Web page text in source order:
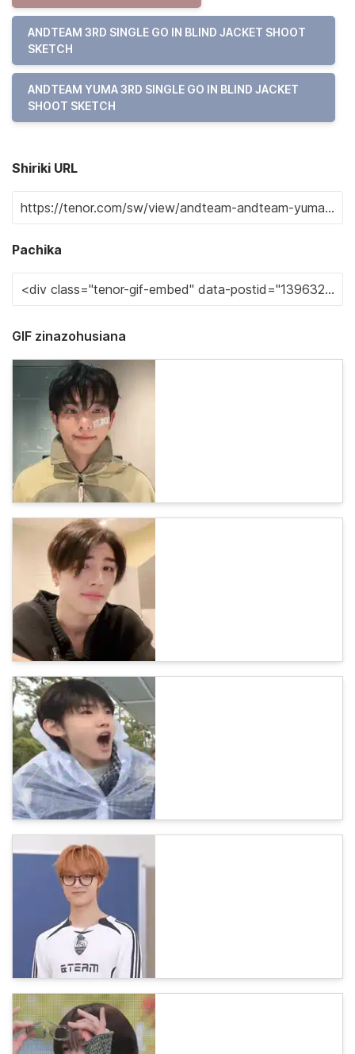
ANDTEAM 3RD SINGLE GO IN BLIND JACKET SHOOT
SKETCH
ANDTEAM YUMA 3RD SINGLE GO IN BLIND JACKET
SHOOT SKETCH
Shiriki URL
Pachika
GIF zinazohusiana